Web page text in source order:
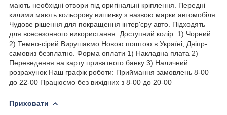
мають необхідні отвори під оригінальні кріплення. Передні
килими мають кольорову вишивку з назвою марки автомобіля.
Чудове рішення для покращення інтер'єру авто. Підходять
для всесезонного використання. Доступний колір: 1) Чорний
2) Темно-сірий Вирушаємо Новою поштою в Україні, Дніпр-
самовиз безплатно. Форма оплати 1) Накладна плата 2)
Переведення на карту приватного банку 3) Наличний
розрахунок Наш графік роботи: Приймання замовлень 8-00
до 22-00 Працюємо без вихідних з 8-00 до 20-00
Приховати